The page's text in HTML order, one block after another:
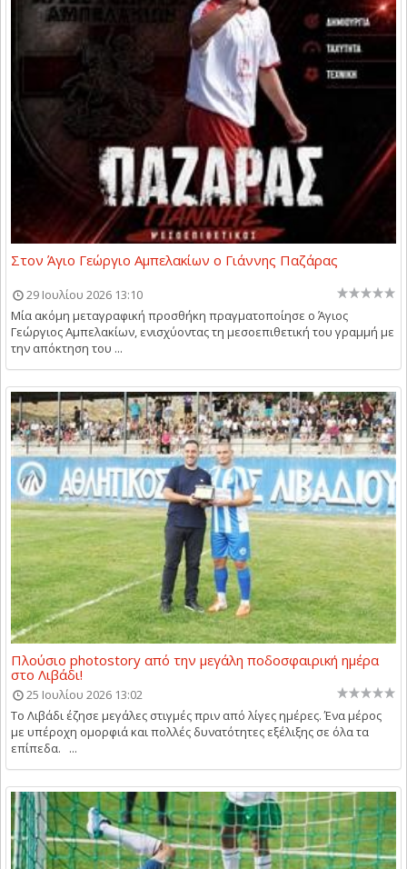
Στον Άγιο Γεώργιο Αμπελακίων ο Γιάννης Παζάρας
29 Ιουλίου 2026 13:10
Μία ακόμη μεταγραφική προσθήκη πραγματοποίησε ο Άγιος
Γεώργιος Αμπελακίων, ενισχύοντας τη μεσοεπιθετική του γραμμή με
την απόκτηση του ...
Πλούσιο photostory από την μεγάλη ποδοσφαιρική ημέρα
στο Λιβάδι!
25 Ιουλίου 2026 13:02
Το Λιβάδι έζησε μεγάλες στιγμές πριν από λίγες ημέρες. Ένα μέρος
με υπέροχη ομορφιά και πολλές δυνατότητες εξέλιξης σε όλα τα
επίπεδα. ...